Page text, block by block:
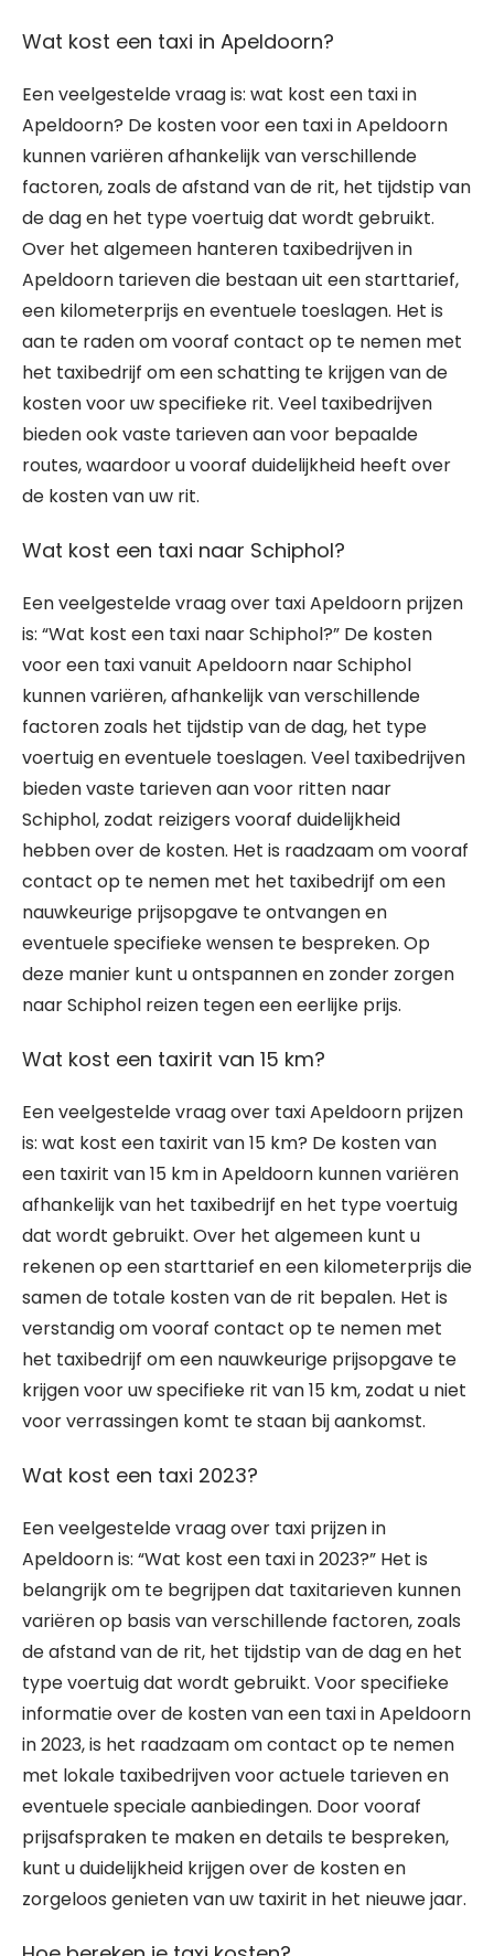
Wat kost een taxi in Apeldoorn?
Een veelgestelde vraag is: wat kost een taxi in
Apeldoorn? De kosten voor een taxi in Apeldoorn
kunnen variëren afhankelijk van verschillende
factoren, zoals de afstand van de rit, het tijdstip van
de dag en het type voertuig dat wordt gebruikt.
Over het algemeen hanteren taxibedrijven in
Apeldoorn tarieven die bestaan uit een starttarief,
een kilometerprijs en eventuele toeslagen. Het is
aan te raden om vooraf contact op te nemen met
het taxibedrijf om een schatting te krijgen van de
kosten voor uw specifieke rit. Veel taxibedrijven
bieden ook vaste tarieven aan voor bepaalde
routes, waardoor u vooraf duidelijkheid heeft over
de kosten van uw rit.
Wat kost een taxi naar Schiphol?
Een veelgestelde vraag over taxi Apeldoorn prijzen
is: “Wat kost een taxi naar Schiphol?” De kosten
voor een taxi vanuit Apeldoorn naar Schiphol
kunnen variëren, afhankelijk van verschillende
factoren zoals het tijdstip van de dag, het type
voertuig en eventuele toeslagen. Veel taxibedrijven
bieden vaste tarieven aan voor ritten naar
Schiphol, zodat reizigers vooraf duidelijkheid
hebben over de kosten. Het is raadzaam om vooraf
contact op te nemen met het taxibedrijf om een
nauwkeurige prijsopgave te ontvangen en
eventuele specifieke wensen te bespreken. Op
deze manier kunt u ontspannen en zonder zorgen
naar Schiphol reizen tegen een eerlijke prijs.
Wat kost een taxirit van 15 km?
Een veelgestelde vraag over taxi Apeldoorn prijzen
is: wat kost een taxirit van 15 km? De kosten van
een taxirit van 15 km in Apeldoorn kunnen variëren
afhankelijk van het taxibedrijf en het type voertuig
dat wordt gebruikt. Over het algemeen kunt u
rekenen op een starttarief en een kilometerprijs die
samen de totale kosten van de rit bepalen. Het is
verstandig om vooraf contact op te nemen met
het taxibedrijf om een nauwkeurige prijsopgave te
krijgen voor uw specifieke rit van 15 km, zodat u niet
voor verrassingen komt te staan bij aankomst.
Wat kost een taxi 2023?
Een veelgestelde vraag over taxi prijzen in
Apeldoorn is: “Wat kost een taxi in 2023?” Het is
belangrijk om te begrijpen dat taxitarieven kunnen
variëren op basis van verschillende factoren, zoals
de afstand van de rit, het tijdstip van de dag en het
type voertuig dat wordt gebruikt. Voor specifieke
informatie over de kosten van een taxi in Apeldoorn
in 2023, is het raadzaam om contact op te nemen
met lokale taxibedrijven voor actuele tarieven en
eventuele speciale aanbiedingen. Door vooraf
prijsafspraken te maken en details te bespreken,
kunt u duidelijkheid krijgen over de kosten en
zorgeloos genieten van uw taxirit in het nieuwe jaar.